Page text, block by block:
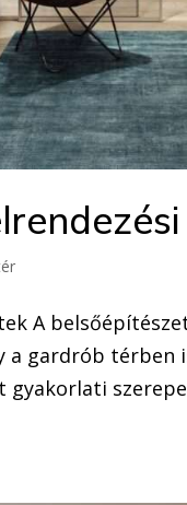
A
a gardrób térben
gyakorlati